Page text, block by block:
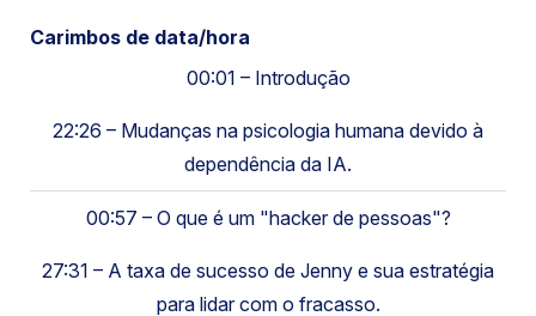
Carimbos de data/hora
00:01 – Introdução
22:26 – Mudanças na psicologia humana devido à
dependência da IA.
00:57 – O que é um "hacker de pessoas"?
27:31 – A taxa de sucesso de Jenny e sua estratégia
para lidar com o fracasso.